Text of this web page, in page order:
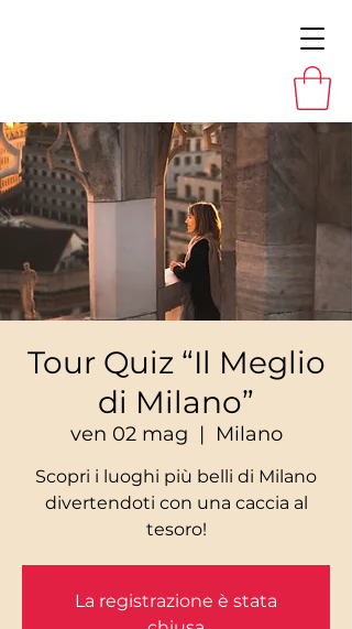
Tour Quiz “Il Meglio
di Milano”
ven 02 mag
  |
Milano
Scopri i luoghi più belli di Milano
divertendoti con una caccia al
tesoro!
La registrazione è stata